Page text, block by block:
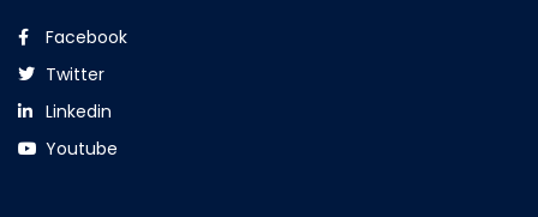
Facebook
Twitter
Linkedin
Youtube